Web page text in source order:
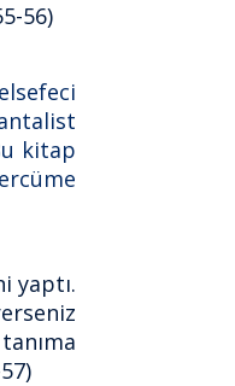
56)
kitap
yaptı.